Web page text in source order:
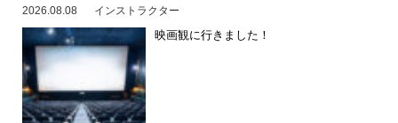
2026.08.08 インストラクター
映画観に行きました！